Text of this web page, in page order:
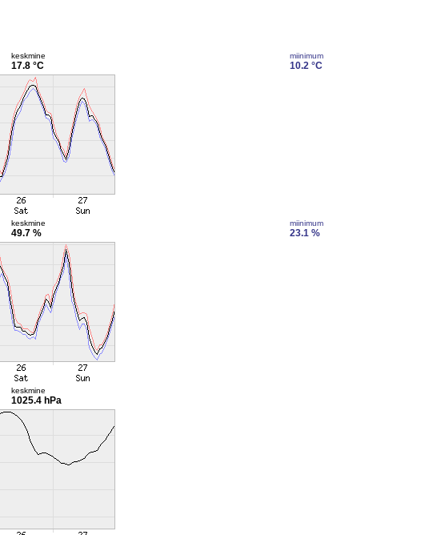
keskmine
17.8 °C
miinimum
10.2 °C
keskmine
49.7 %
miinimum
23.1 %
keskmine
1025.4 hPa